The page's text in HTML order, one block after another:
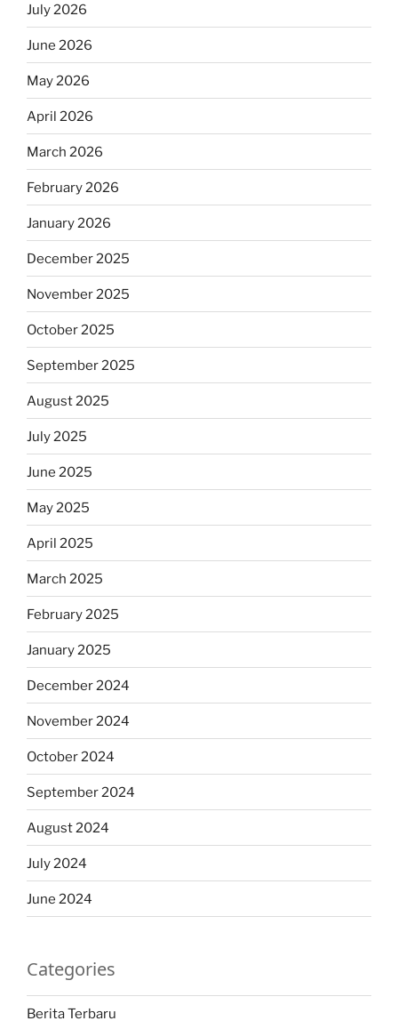
July 2026
June 2026
May 2026
April 2026
March 2026
February 2026
January 2026
December 2025
November 2025
October 2025
September 2025
August 2025
July 2025
June 2025
May 2025
April 2025
March 2025
February 2025
January 2025
December 2024
November 2024
October 2024
September 2024
August 2024
July 2024
June 2024
Categories
Berita Terbaru